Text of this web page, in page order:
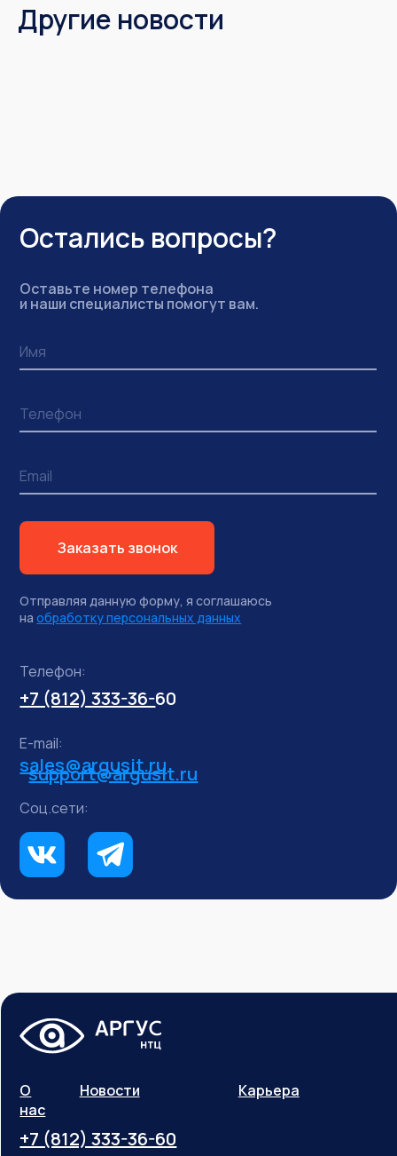
Другие новости
Остались вопросы?
Оставьте номер телефона
и наши специалисты помогут вам.
Заказать звонок
+7 (812) 333-36-60
Телефон:
E-mail:
Соц.сети:
support@argusit.ru
sales@argusit.ru
Отправляя данную форму, я соглашаюсь
на обработку персональных данных
О
нас
+7 (812) 333-36-60
Новости Карьера